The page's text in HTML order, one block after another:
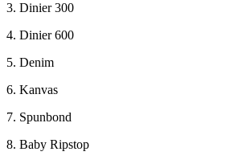
3. Dinier 300
4. Dinier 600
5. Denim
6. Kanvas
7. Spunbond
8. Baby Ripstop